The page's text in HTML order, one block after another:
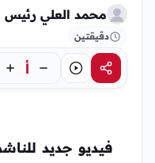
محمد العلي رئيس
دقيقتين
مشاركةاستماع أ
فيديو جديد